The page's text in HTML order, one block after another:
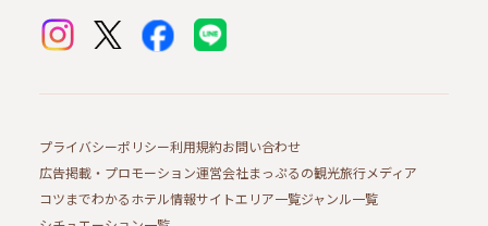
プライバシーポリシー利用規約お問い合わせ
広告掲載・プロモーション運営会社まっぷるの観光旅行メディア
コツまでわかるホテル情報サイトエリア一覧ジャンル一覧